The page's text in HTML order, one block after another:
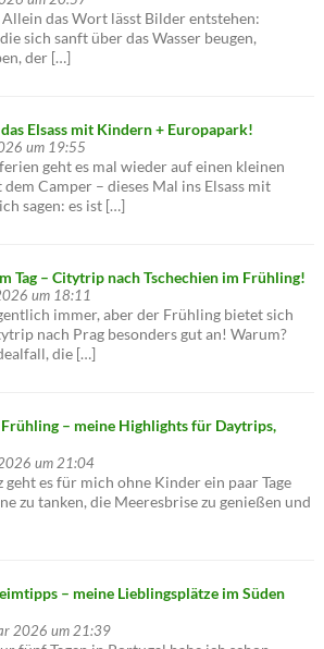
das Wort lässt Bilder entstehen:
sich sanft über das Wasser beugen,
der […]
Elsass mit Kindern + Europapark!
um 19:55
geht es mal wieder auf einen kleinen
Camper – dieses Mal ins Elsass mit
sagen: es ist […]
Tag – Citytrip nach Tschechien im Frühling!
um 18:11
immer, aber der Frühling bietet sich
nach Prag besonders gut an! Warum?
die […]
– meine Highlights für Daytrips,
um 21:04
geht es für mich ohne Kinder ein paar Tage
zu tanken, die Meeresbrise zu genießen und
– meine Lieblingsplätze im Süden
2026 um 21:39